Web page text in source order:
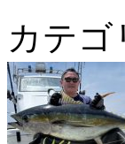
カテゴ